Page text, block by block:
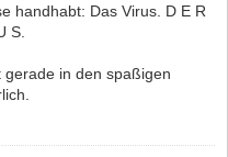
handhabt: Das Virus. D E R
S.
in den spaßigen